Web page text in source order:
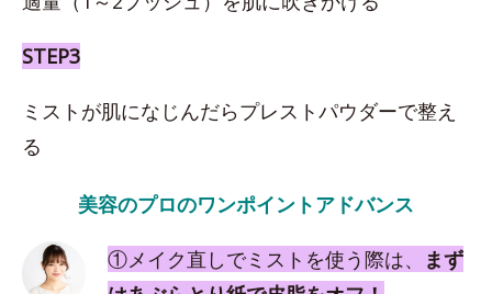
STEP3
ミストが肌になじんだらプレストパウダーで整え
る
美容のプロのワンポイントアドバンス
①メイク直しでミストを使う際は、
まず